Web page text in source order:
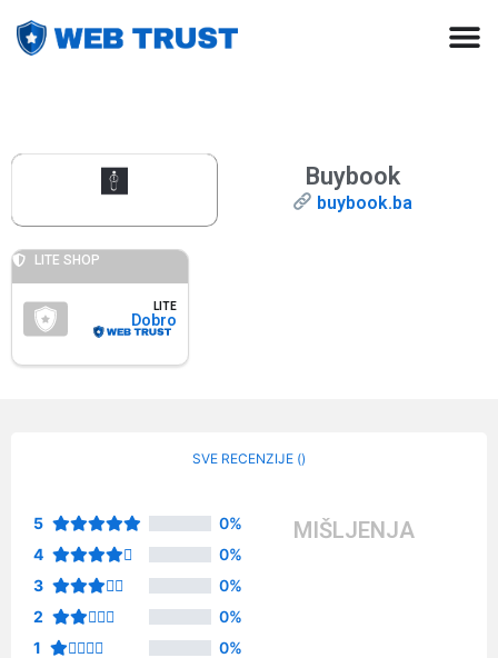
Buybook
buybook.ba
LITE SHOP
LITE
Dobro
SVE RECENZIJE ()
5
0%
4
0%
3
0%
2
0%
1
0%
MIŠLJENJA